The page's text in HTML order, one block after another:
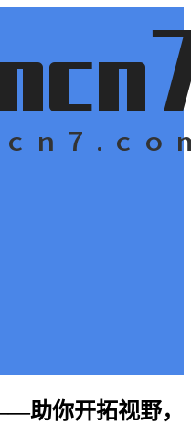
助你开拓视野，